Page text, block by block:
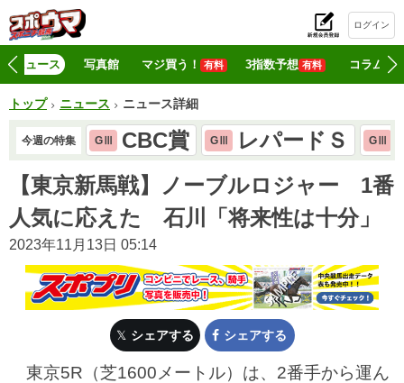
ログイン
ニュース 写真館 マジ買う！ 有料 3指数予想 有料 コラム
トップ ニュース ニュース詳細
今週の特集 GⅢ CBC賞 GⅢ レパードＳ GⅢ
【東京新馬戦】ノーブルロジャー 1番
人気に応えた 石川「将来性は十分」
2023年11月13日 05:14
シェアする シェアする
東京5R（芝1600メートル）は、2番手から運ん